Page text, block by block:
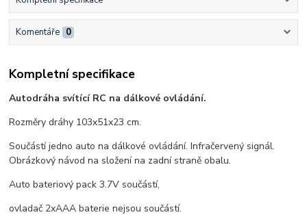
Komentáře 0
Kompletní specifikace
Autodráha svítící RC na dálkové ovládání.
Rozměry dráhy 103x51x23 cm.
Součástí jedno auto na dálkové ovládání. Infračervený signál.
Obrázkový návod na složení na zadní straně obalu.
Auto bateriový pack 3.7V součástí,
ovladač 2xAAA baterie nejsou součástí.